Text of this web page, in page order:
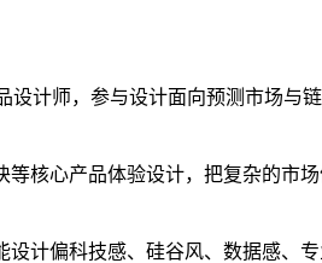
计师，参与设计面向预测市场与
核心产品体验设计，把复杂的市
计偏科技感、硅谷风、数据感、专